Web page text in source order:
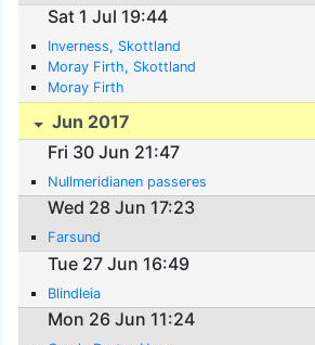
Sat 1 Jul 19:44
Inverness, Skottland
Moray Firth, Skottland
Moray Firth
Jun 2017
Fri 30 Jun 21:47
Nullmeridianen passeres
Wed 28 Jun 17:23
Farsund
Tue 27 Jun 16:49
Blindleia
Mon 26 Jun 11:24